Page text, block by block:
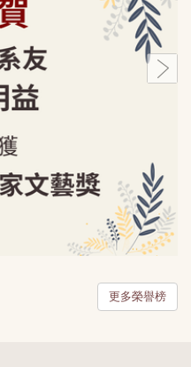
更多榮譽榜